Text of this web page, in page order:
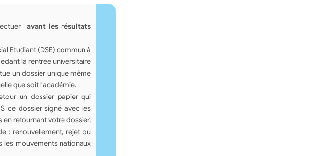
avant les résultats
Etudiant (DSE) commun à
la rentrée universitaire
un dossier unique même
que soit l'académie.
un dossier papier qui
ce dossier signé avec les
en retournant votre dossier,
: renouvellement, rejet ou
les mouvements nationaux